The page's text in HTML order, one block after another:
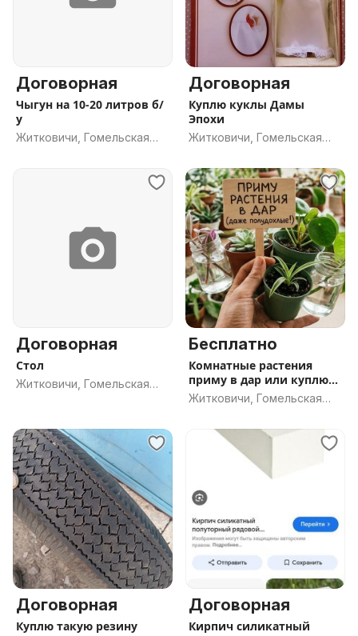
Договорная
Чыгун на 10-20 литров б/
у
Житковичи, Гомельская
Договорная
Куплю куклы Дамы
Эпохи
Житковичи, Гомельская
Договорная
Стол
Житковичи, Гомельская
Бесплатно
Комнатные растения
приму в дар или куплю
недорого
Житковичи, Гомельская
Договорная
Куплю такую резину
Договорная
Кирпич силикатный